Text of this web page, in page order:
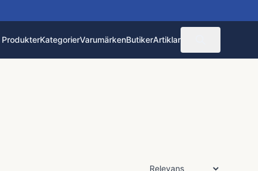
ProdukterKategorierVarumärkenButikerArtiklar